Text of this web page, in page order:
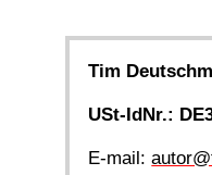
Tim
USt-IdNr.:
E-mail: